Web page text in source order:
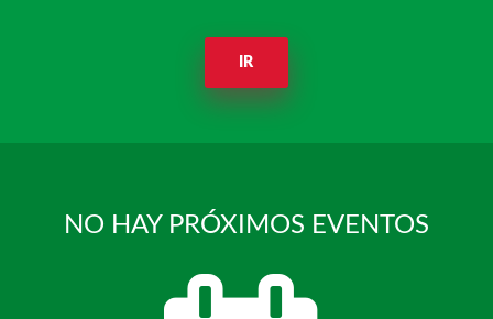
IR
NO HAY PRÓXIMOS EVENTOS